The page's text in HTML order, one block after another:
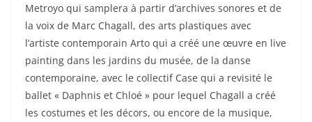
Metroyo qui samplera à partir d’archives sonores et de
la voix de Marc Chagall, des arts plastiques avec
l’artiste contemporain Arto qui a créé une œuvre en live
painting dans les jardins du musée, de la danse
contemporaine, avec le collectif Case qui a revisité le
ballet « Daphnis et Chloé » pour lequel Chagall a créé
les costumes et les décors, ou encore de la musique,